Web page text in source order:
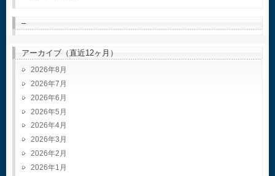
–
アーカイブ（直近12ヶ月）
2026年8月
2026年7月
2026年6月
2026年5月
2026年4月
2026年3月
2026年2月
2026年1月